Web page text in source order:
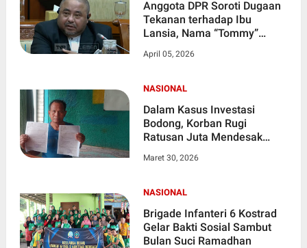
Anggota DPR Soroti Dugaan
Tekanan terhadap Ibu
Lansia, Nama “Tommy”
Komisi III
April 05, 2026
NASIONAL
Dalam Kasus Investasi
Bodong, Korban Rugi
Ratusan Juta Mendesak
Tuntas
Maret 30, 2026
NASIONAL
Brigade Infanteri 6 Kostrad
Gelar Bakti Sosial Sambut
Bulan Suci Ramadhan